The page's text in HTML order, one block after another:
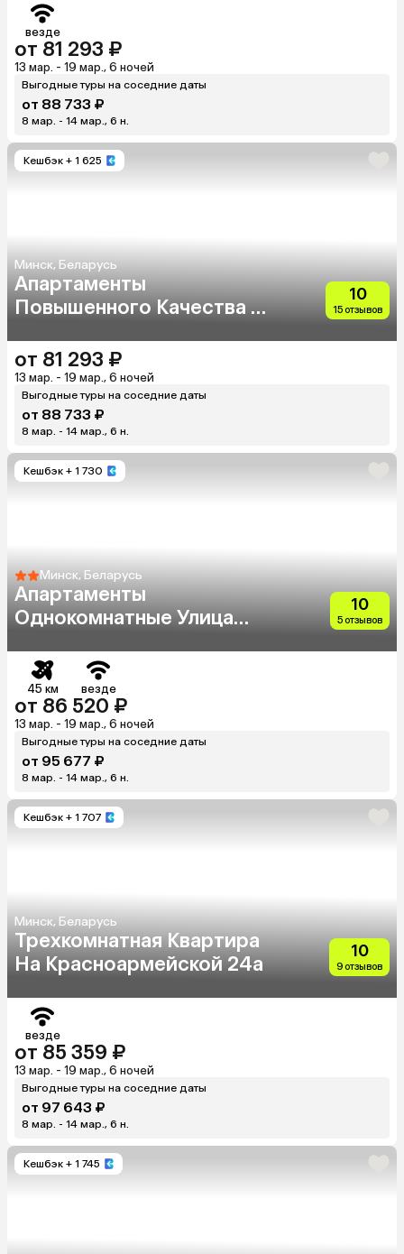
везде
от 81 293 ₽
13 мар. - 19 мар., 6 ночей
Выгодные туры на соседние даты
от 88 733 ₽
8 мар. - 14 мар., 6 н.
Кешбэк + 1 625
Минск, Беларусь
Апартаменты
Повышенного Качества В
10
15 отзывов
от 81 293 ₽
13 мар. - 19 мар., 6 ночей
Выгодные туры на соседние даты
от 88 733 ₽
8 мар. - 14 мар., 6 н.
Кешбэк + 1 730
Минск, Беларусь
Апартаменты
Однокомнатные Улица
10
5 отзывов
45 км везде
от 86 520 ₽
13 мар. - 19 мар., 6 ночей
Выгодные туры на соседние даты
от 95 677 ₽
8 мар. - 14 мар., 6 н.
Кешбэк + 1 707
Минск, Беларусь
Трехкомнатная Квартира
На Красноармейской 24а
10
9 отзывов
везде
от 85 359 ₽
13 мар. - 19 мар., 6 ночей
Выгодные туры на соседние даты
от 97 643 ₽
8 мар. - 14 мар., 6 н.
Кешбэк + 1 745